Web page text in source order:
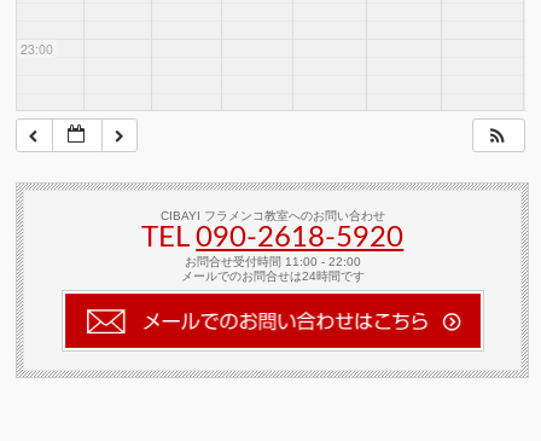
23:00
CIBAYI フラメンコ教室へのお問い合わせ
TEL090-2618‐5920
お問合せ受付時間 11:00 - 22:00
メールでのお問合せは24時間です